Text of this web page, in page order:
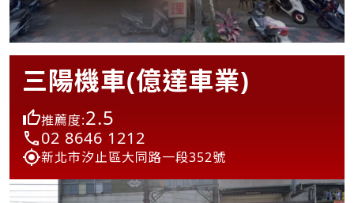
三陽機車(億達車業)
推薦度:2.5
02 8646 1212
新北市汐止區大同路一段352號